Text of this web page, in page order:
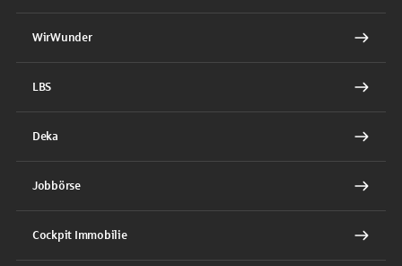
WirWunder
LBS
Deka
Jobbörse
Cockpit Immobilie